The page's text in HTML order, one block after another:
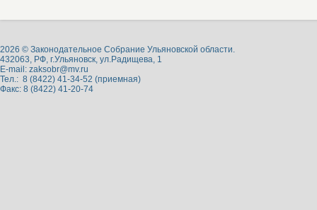
2026 © Законодательное Собрание Ульяновской области.
432063, РФ, г.Ульяновск, ул.Радищева, 1
E-mail: zaksobr@mv.ru
Тел.: 8 (8422) 41-34-52 (приемная)
Факс: 8 (8422) 41-20-74